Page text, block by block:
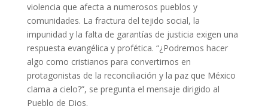
violencia que afecta a numerosos pueblos y
comunidades. La fractura del tejido social, la
impunidad y la falta de garantías de justicia exigen una
respuesta evangélica y profética. “¿Podremos hacer
algo como cristianos para convertirnos en
protagonistas de la reconciliación y la paz que México
clama a cielo?”, se pregunta el mensaje dirigido al
Pueblo de Dios.